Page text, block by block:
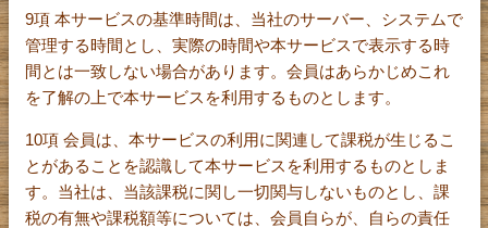
9項 本サービスの基準時間は、当社のサーバー、システムで
管理する時間とし、実際の時間や本サービスで表示する時
間とは一致しない場合があります。会員はあらかじめこれ
を了解の上で本サービスを利用するものとします。
10項 会員は、本サービスの利用に関連して課税が生じるこ
とがあることを認識して本サービスを利用するものとしま
す。当社は、当該課税に関し一切関与しないものとし、課
税の有無や課税額等については、会員自らが、自らの責任